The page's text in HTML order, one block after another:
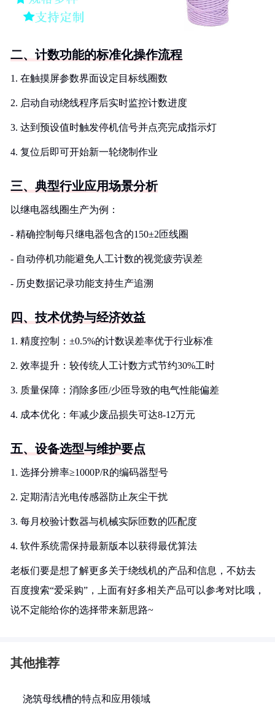
二、计数功能的标准化操作流程
1. 在触摸屏参数界面设定目标线圈数
2. 启动自动绕线程序后实时监控计数进度
3. 达到预设值时触发停机信号并点亮完成指示灯
4. 复位后即可开始新一轮绕制作业
三、典型行业应用场景分析
以继电器线圈生产为例：
- 精确控制每只继电器包含的150±2匝线圈
- 自动停机功能避免人工计数的视觉疲劳误差
- 历史数据记录功能支持生产追溯
四、技术优势与经济效益
1. 精度控制：±0.5%的计数误差率优于行业标准
2. 效率提升：较传统人工计数方式节约30%工时
3. 质量保障：消除多匝/少匝导致的电气性能偏差
4. 成本优化：年减少废品损失可达8-12万元
五、设备选型与维护要点
1. 选择分辨率≥1000P/R的编码器型号
2. 定期清洁光电传感器防止灰尘干扰
3. 每月校验计数器与机械实际匝数的匹配度
4. 软件系统需保持最新版本以获得最优算法
老板们要是想了解更多关于绕线机的产品和信息，不妨去
百度搜索“爱采购”，上面有好多相关产品可以参考对比哦，
说不定能给你的选择带来新思路~
其他推荐
浇筑母线槽的特点和应用领域